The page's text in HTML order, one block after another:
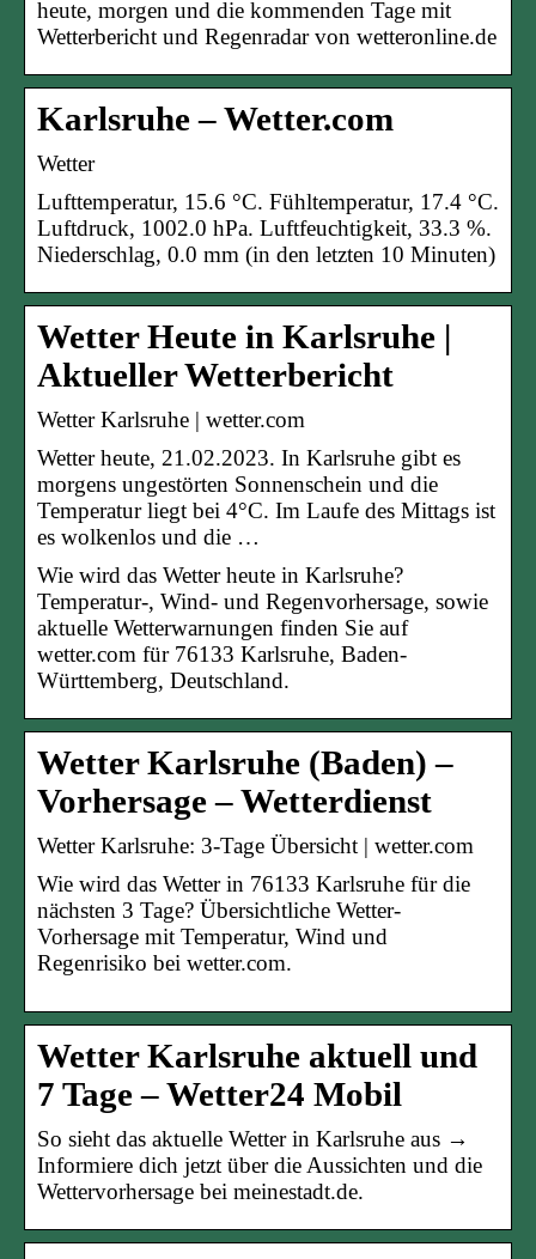
heute, morgen und die kommenden Tage mit
Wetterbericht und Regenradar von wetteronline.de
Karlsruhe – Wetter.com
Wetter
Lufttemperatur, 15.6 °C. Fühltemperatur, 17.4 °C.
Luftdruck, 1002.0 hPa. Luftfeuchtigkeit, 33.3 %.
Niederschlag, 0.0 mm (in den letzten 10 Minuten)
Wetter Heute in Karlsruhe |
Aktueller Wetterbericht
Wetter Karlsruhe | wetter.com
Wetter heute, 21.02.2023. In Karlsruhe gibt es
morgens ungestörten Sonnenschein und die
Temperatur liegt bei 4°C. Im Laufe des Mittags ist
es wolkenlos und die …
Wie wird das Wetter heute in Karlsruhe?
Temperatur-, Wind- und Regenvorhersage, sowie
aktuelle Wetterwarnungen finden Sie auf
wetter.com für 76133 Karlsruhe, Baden-
Württemberg, Deutschland.
Wetter Karlsruhe (Baden) –
Vorhersage – Wetterdienst
Wetter Karlsruhe: 3-Tage Übersicht | wetter.com
Wie wird das Wetter in 76133 Karlsruhe für die
nächsten 3 Tage? Übersichtliche Wetter-
Vorhersage mit Temperatur, Wind und
Regenrisiko bei wetter.com.
Wetter Karlsruhe aktuell und
7 Tage – Wetter24 Mobil
So sieht das aktuelle Wetter in Karlsruhe aus →
Informiere dich jetzt über die Aussichten und die
Wettervorhersage bei meinestadt.de.